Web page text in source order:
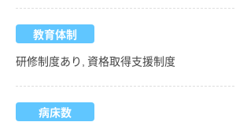
教育体制
研修制度あり, 資格取得支援制度
病床数